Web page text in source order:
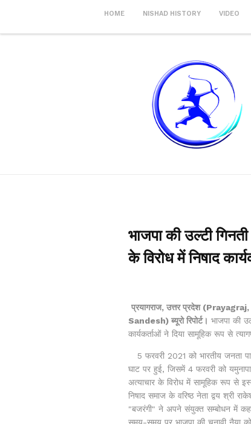
HOME NISHAD HISTORY VIDEO
भाजपा की उल्टी
के विरोध में निषाद
प्रयागराज, उत्तर प्रदेश
Sandesh) ब्यूरो रिपोर्ट। भाजपा की
कार्यकर्ताओं ने दिया सामूहिक रूप से
5 फरवरी 2021 को भारतीय जनता
घाट पर हुई, जिसमें 4 फरवरी को
अत्याचार के विरोध में सामूहिक रूप
निषाद समाज के वरिष्ठ नेता द्वय श्री
"बजरंगी" ने अपने संयुक्त सम्बोधन में
समय-समय पर भाजपा की चुनावी नैया